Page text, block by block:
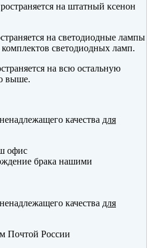
на штатный ксенон
на светодиодные лампы
светодиодных ламп.
на всю остальную
выше.
качества для
офис
брака нашими
качества для
Почтой России